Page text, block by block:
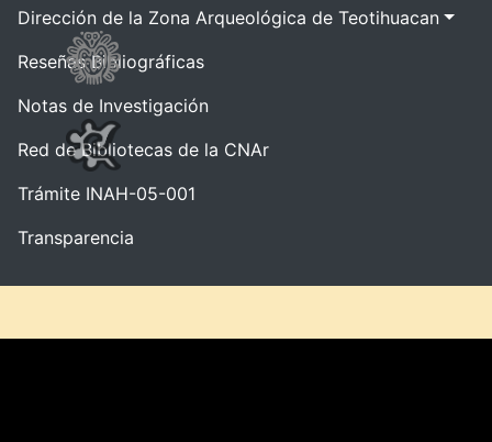
Dirección de la Zona Arqueológica de Teotihuacan
Reseñas Bibliográficas
Notas de Investigación
Red de Bibliotecas de la CNAr
Trámite INAH-05-001
Transparencia